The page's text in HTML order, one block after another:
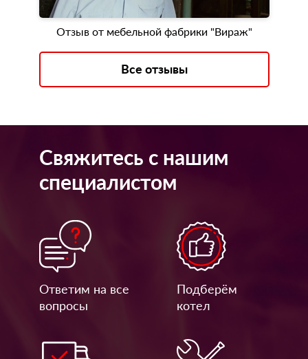
Отзыв от мебельной фабрики "Вираж"
Все отзывы
Свяжитесь с нашим
специалистом
Ответим на все
вопросы
Подберём
котел